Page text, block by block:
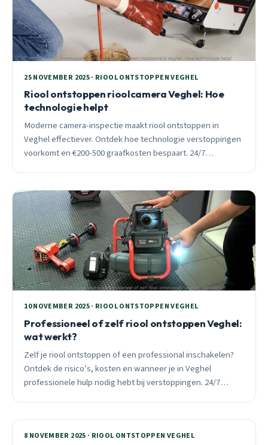
25 NOVEMBER 2025 · RIOOL ONTSTOPPEN VEGHEL
Riool ontstoppen rioolcamera Veghel: Hoe
technologie helpt
Moderne camera-inspectie maakt riool ontstoppen in
Veghel effectiever. Ontdek hoe technologie verstoppingen
voorkomt en €200-500 graafkosten bespaart. 24/7
10 NOVEMBER 2025 · RIOOL ONTSTOPPEN VEGHEL
Professioneel of zelf riool ontstoppen Veghel:
wat werkt?
Zelf je riool ontstoppen of een professional inschakelen?
Ontdek de risico’s, kosten en wanneer je in Veghel
professionele hulp nodig hebt bij verstoppingen. 24/7
8 NOVEMBER 2025 · RIOOL ONTSTOPPEN VEGHEL